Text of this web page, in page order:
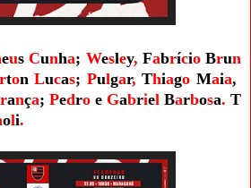
eus Cunha; Wesley, FabrícioBrun
ton Lucas; Pulgar,Thiago Maia,
rança; Pedro e Gabriel Barbosa. T
oli.